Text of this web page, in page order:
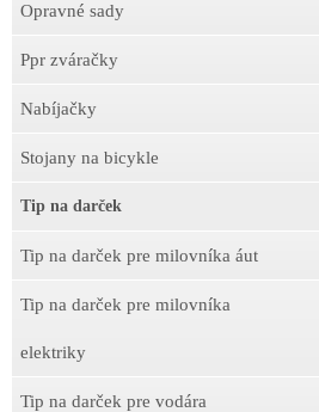
Opravné sady
Ppr zváračky
Nabíjačky
Stojany na bicykle
Tip na darček
Tip na darček pre milovníka áut
Tip na darček pre milovníka
elektriky
Tip na darček pre vodára